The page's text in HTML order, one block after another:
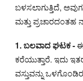
ಬಳಸಲಾಗುತ್ತಿದೆ,
ಮತ್ತು ಪ್ರಚಾರದಂತಹ
1. ಬಲವಾದ ಘಟಕ -
ಕರೆಯುತ್ತಾರೆ. ಇದು
ವಸ್ತುವನ್ನು